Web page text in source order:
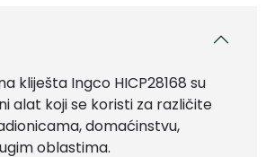
kliješta Ingco HICP28168 su
alat koji se koristi za različite
domaćinstvu,
oblastima.